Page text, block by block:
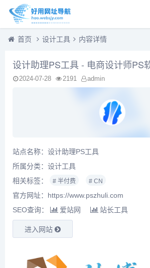
首页 设计工具 内容详情
2024-07-28 2191 admin
站点名称：设计助理PS工具
所属分类： 设计工具
相关标签：
# 半付费 # CN
官方网址：https://www.pszhuli.com
SEO查询：
爱站网 站长工具
进入网站